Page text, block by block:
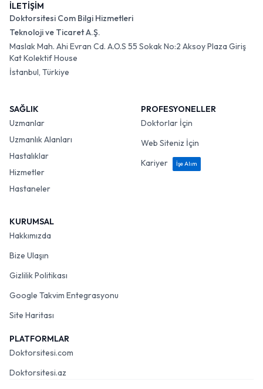
İLETİŞİM
Doktorsitesi Com Bilgi Hizmetleri
Teknoloji ve Ticaret A.Ş.
Maslak Mah. Ahi Evran Cd. A.O.S 55 Sokak No:2 Aksoy Plaza Giriş
Kat Kolektif House
İstanbul, Türkiye
SAĞLIK
Uzmanlar
Uzmanlık Alanları
Hastalıklar
Hizmetler
Hastaneler
PROFESYONELLER
Doktorlar İçin
Web Siteniz İçin
Kariyer
İşe Alım
KURUMSAL
Hakkımızda
Bize Ulaşın
Gizlilik Politikası
Google Takvim Entegrasyonu
Site Haritası
PLATFORMLAR
Doktorsitesi.com
Doktorsitesi.az